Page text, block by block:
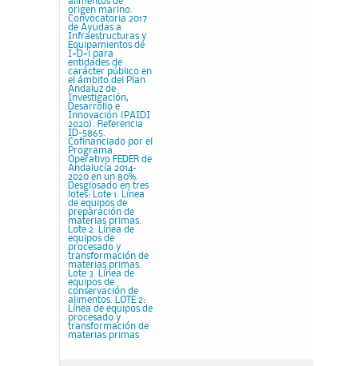
origen marino.
Convocatoria 2017
de Ayudas a
Infraestructuras y
Equipamientos de
I+D+i para
entidades de
carácter público en
el ámbito del Plan
Andaluz de
Investigación,
Desarrollo e
Innovación (PAIDI
2020). Referencia
ID-5865.
Cofinanciado por el
Programa
Operativo FEDER de
Andalucía 2014-
2020 en un 80%.
Desglosado en tres
lotes: Lote 1. Línea
de equipos de
preparación de
materias primas.
Lote 2. Línea de
equipos de
procesado y
transformación de
materias primas.
Lote 3. Línea de
equipos de
conservación de
alimentos. LOTE 2:
Línea de equipos de
procesado y
transformación de
materias primas